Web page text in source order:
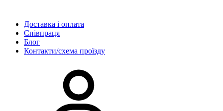
Доставка і оплата
Співпраця
Блог
Контакти/схема проїзду